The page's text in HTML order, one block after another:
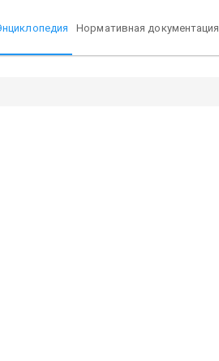
Нормативная документация